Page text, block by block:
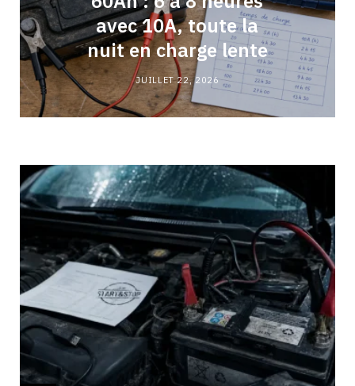
avec 10A, toute la
nuit en charge lente
JUILLET 22, 2026